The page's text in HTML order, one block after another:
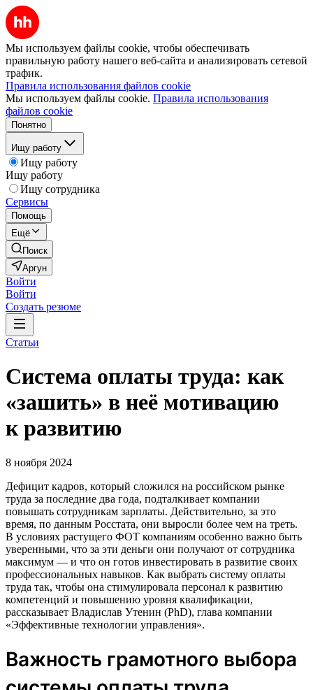
Мы используем файлы cookie, чтобы обеспечивать
правильную работу нашего веб-сайта и анализировать сетевой
трафик.
Правила использования файлов cookie
Мы используем файлы cookie. Правила использования
файлов cookie
Понятно
Ищу работу
Ищу работу
Ищу работу
Ищу сотрудника
Сервисы
Помощь
Ещё
Поиск
Аргун
Войти
Войти
Создать резюме
Статьи
Система оплаты труда: как
«зашить» в неё мотивацию
к развитию
8 ноября 2024
Дефицит кадров, который сложился на российском рынке
труда за последние два года, подталкивает компании
повышать сотрудникам зарплаты. Действительно, за это
время, по данным Росстата, они выросли более чем на треть.
В условиях растущего ФОТ компаниям особенно важно быть
уверенными, что за эти деньги они получают от сотрудника
максимум — и что он готов инвестировать в развитие своих
профессиональных навыков. Как выбрать систему оплаты
труда так, чтобы она стимулировала персонал к развитию
компетенций и повышению уровня квалификации,
рассказывает Владислав Утенин (PhD), глава компании
«Эффективные технологии управления».
Важность грамотного выбора